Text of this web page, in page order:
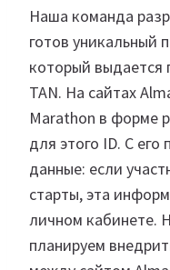
Наша команда
готов уникальный
который выдается
TAN. На сайтах
Marathon в форме
для этого ID. С
данные: если
старты, эта
личном кабинете.
планируем